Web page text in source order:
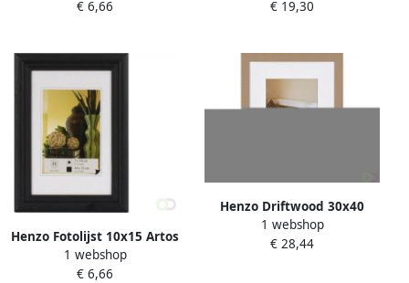
€ 6,66
€ 19,30
Henzo Fotolijst 10x15 Artos
zwart
1 webshop
€ 6,66
Henzo Driftwood 30x40
Frame beige
1 webshop
€ 28,44